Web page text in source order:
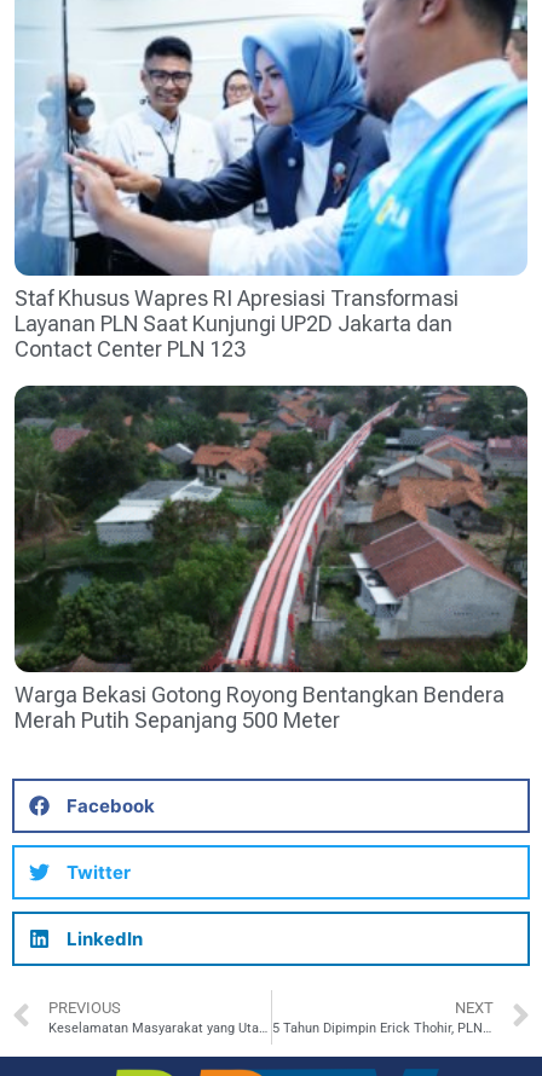
Staf Khusus Wapres RI Apresiasi Transformasi
Layanan PLN Saat Kunjungi UP2D Jakarta dan
Contact Center PLN 123
Warga Bekasi Gotong Royong Bentangkan Bendera
Merah Putih Sepanjang 500 Meter
Facebook
Twitter
LinkedIn
PREVIOUS
Keselamatan Masyarakat yang Utama, PLN Siap Tindak Tegas Pencuri Kabel Listrik
NEXT
5 Tahun Dipimpin Erick Thohir, PLN Tumbuh dengan Layanan Penuh Inovasi